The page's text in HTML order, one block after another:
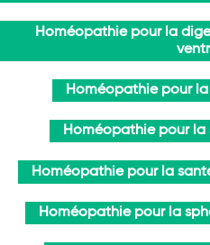
Homéopathie pour la
Homéopathie pour
Homéopathie pour la
Homéopathie pour la
Homéopathie pour la